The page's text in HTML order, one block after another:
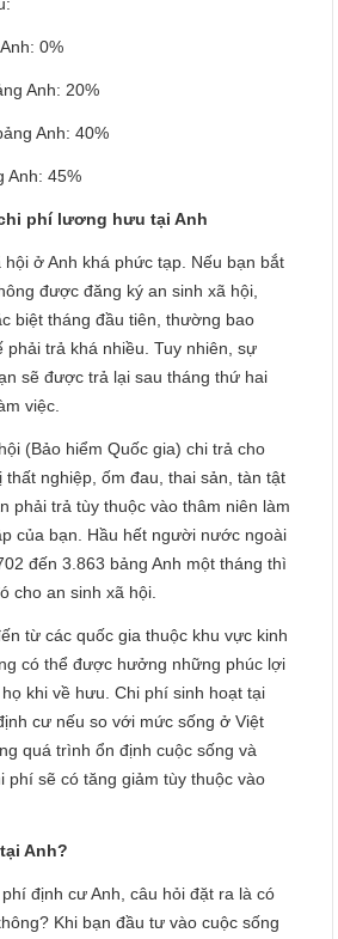
0%
Anh: 20%
Anh: 40%
Anh: 45%
phí lương hưu tại Anh
hội ở Anh khá phức tạp. Nếu bạn bắt
được đăng ký an sinh xã hội,
biệt tháng đầu tiên, thường bao
phải trả khá nhiều. Tuy nhiên, sự
sẽ được trả lại sau tháng thứ hai
việc.
(Bảo hiểm Quốc gia) chi trả cho
nghiệp, ốm đau, thai sản, tàn tật
phải trả tùy thuộc vào thâm niên làm
của bạn. Hầu hết người nước ngoài
đến 3.863 bảng Anh một tháng thì
cho an sinh xã hội.
từ các quốc gia thuộc khu vực kinh
có thể được hưởng những phúc lợi
khi về hưu. Chi phí sinh hoạt tại
cư nếu so với mức sống ở Việt
quá trình ổn định cuộc sống và
phí sẽ có tăng giảm tùy thuộc vào
Anh?
định cư Anh, câu hỏi đặt ra là có
Khi bạn đầu tư vào cuộc sống